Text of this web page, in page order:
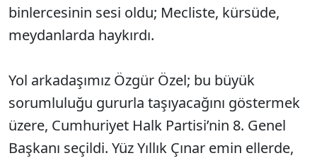
binlercesinin sesi oldu; Mecliste, kürsüde,
meydanlarda haykırdı.
Yol arkadaşımız Özgür Özel; bu büyük
sorumluluğu gururla taşıyacağını göstermek
üzere, Cumhuriyet Halk Partisi’nin 8. Genel
Başkanı seçildi. Yüz Yıllık Çınar emin ellerde,